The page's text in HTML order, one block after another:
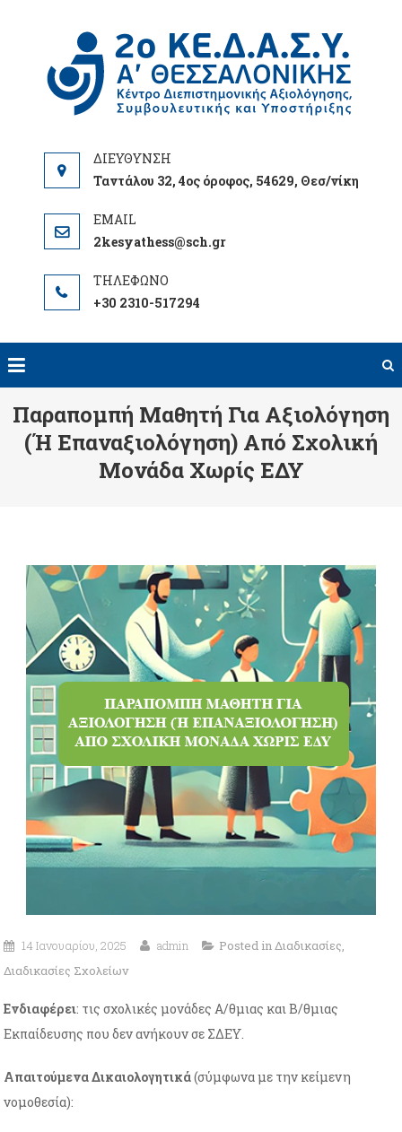
Ταντάλου 32, 4ος όροφος, 54629, Θεσ/νίκη
2kesyathess@sch.gr
+30 2310-517294
Παραπομπή Μαθητή Για Αξιολόγηση
(ή Επαναξιολόγηση) Από Σχολική
Μονάδα Χωρίς ΕΔΥ
14 Ιανουαρίου, 2025 admin Posted inΔιαδικασίες,
Διαδικασίες Σχολείων
Ενδιαφέρει: τις σχολικές μονάδες Α/θμιας και Β/θμιας
Εκπαίδευσης που δεν ανήκουν σε ΣΔΕΥ.
Απαιτούμενα Δικαιολογητικά(σύμφωνα με την κείμενη
νομοθεσία):